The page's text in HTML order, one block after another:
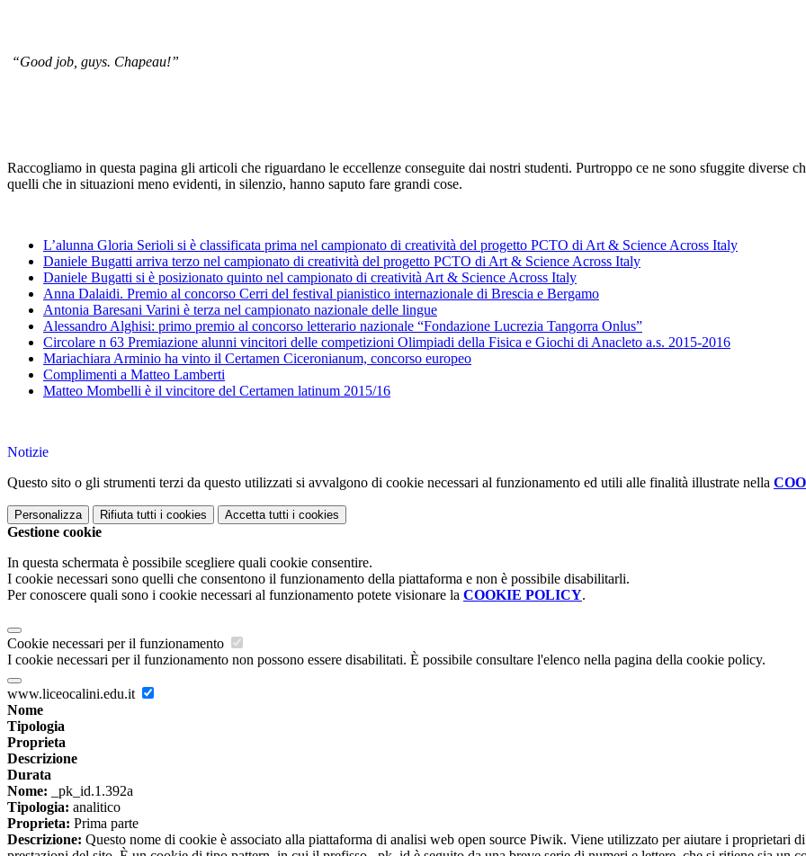
“Good job, guys. Chapeau!”
Raccogliamo in questa pagina gli articoli che riguardano le eccellenze conseguite dai nostri studenti. Purtroppo ce ne sono sfuggite diverse
quelli che in situazioni meno evidenti, in silenzio, hanno saputo fare grandi cose.
L’alunna Gloria Serioli si è classificata prima nel campionato di creatività del progetto PCTO di Art & Science Across Italy
Daniele Bugatti arriva terzo nel campionato di creatività del progetto PCTO di Art & Science Across Italy
Daniele Bugatti si è posizionato quinto nel campionato di creatività Art & Science Across Italy
Anna Dalaidi. Premio al concorso Cerri del festival pianistico internazionale di Brescia e Bergamo
Antonia Baresani Varini è terza nel campionato nazionale delle lingue
Alessandro Alghisi: primo premio al concorso letterario nazionale “Fondazione Lucrezia Tangorra Onlus”
Circolare n 63 Premiazione alunni vincitori delle competizioni Olimpiadi della Fisica e Giochi di Anacleto a.s. 2015-2016
Mariachiara Arminio ha vinto il Certamen Ciceronianum, concorso europeo
Complimenti a Matteo Lamberti
Matteo Mombelli è il vincitore del Certamen latinum 2015/16
Notizie
Questo sito o gli strumenti terzi da questo utilizzati si avvalgono di cookie necessari al funzionamento ed utili alle finalità illustrate nella
Personalizza Rifiuta tutti i cookies Accetta tutti i cookies
Gestione cookie
In questa schermata è possibile scegliere quali cookie consentire.
I cookie necessari sono quelli che consentono il funzionamento della piattaforma e non è possibile disabilitarli.
Per conoscere quali sono i cookie necessari al funzionamento potete visionare la COOKIE POLICY.
Cookie necessari per il funzionamento
I cookie necessari per il funzionamento non possono essere disabilitati. È possibile consultare l'elenco nella pagina della cookie policy.
www.liceocalini.edu.it
Nome
Tipologia
Proprieta
Descrizione
Durata
Nome: _pk_id.1.392a
Tipologia: analitico
Proprieta: Prima parte
Descrizione: Questo nome di cookie è associato alla piattaforma di analisi web open source Piwik. Viene utilizzato per aiutare i proprietari